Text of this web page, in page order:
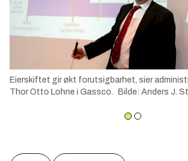
Eierskiftet gir økt forutsigbarhet, sier
Thor Otto Lohne i Gassco.
Bilde: Anders J.